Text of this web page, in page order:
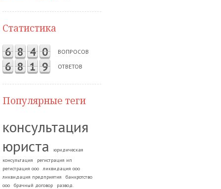
Статистика
6 8 4 0 ВОПРОСОВ
6 8 1 9 ОТВЕТОВ
Популярные теги
консультация
юриста
юридическая
консультация
регистрация ип
регистрация ооо
ликвидация ооо
ликвидация предприятия
банкротство
ооо
брачный договор
развод.